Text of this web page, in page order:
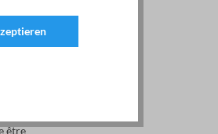
Bus. Les
év. traités.
les
à
être